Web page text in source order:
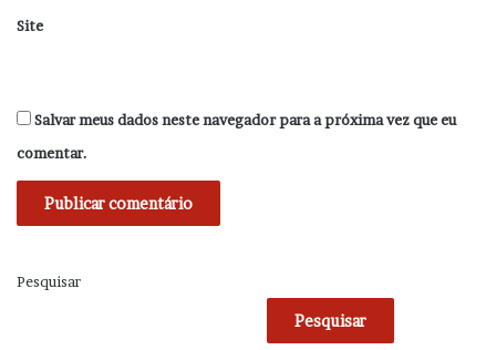
Site
Salvar meus dados neste navegador para a próxima vez que eu
comentar.
Pesquisar
Pesquisar